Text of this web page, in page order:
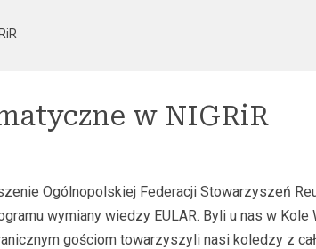
w NIGRiR
Ogólnopolskiej Federacji Stowarzyszeń
wymiany wiedzy EULAR. Byli u nas w
gościom towarzyszyli nasi koledzy z